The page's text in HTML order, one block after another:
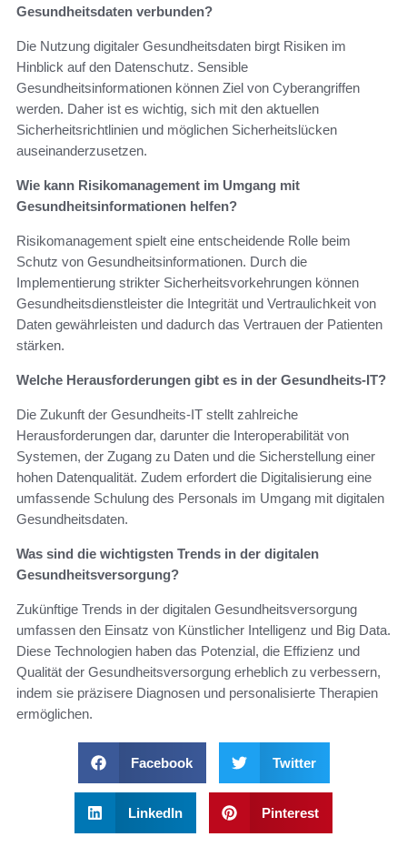
Gesundheitsdaten verbunden?
Die Nutzung digitaler Gesundheitsdaten birgt Risiken im
Hinblick auf den Datenschutz. Sensible
Gesundheitsinformationen können Ziel von Cyberangriffen
werden. Daher ist es wichtig, sich mit den aktuellen
Sicherheitsrichtlinien und möglichen Sicherheitslücken
auseinanderzusetzen.
Wie kann Risikomanagement im Umgang mit
Gesundheitsinformationen helfen?
Risikomanagement spielt eine entscheidende Rolle beim
Schutz von Gesundheitsinformationen. Durch die
Implementierung strikter Sicherheitsvorkehrungen können
Gesundheitsdienstleister die Integrität und Vertraulichkeit von
Daten gewährleisten und dadurch das Vertrauen der Patienten
stärken.
Welche Herausforderungen gibt es in der Gesundheits-IT?
Die Zukunft der Gesundheits-IT stellt zahlreiche
Herausforderungen dar, darunter die Interoperabilität von
Systemen, der Zugang zu Daten und die Sicherstellung einer
hohen Datenqualität. Zudem erfordert die Digitalisierung eine
umfassende Schulung des Personals im Umgang mit digitalen
Gesundheitsdaten.
Was sind die wichtigsten Trends in der digitalen
Gesundheitsversorgung?
Zukünftige Trends in der digitalen Gesundheitsversorgung
umfassen den Einsatz von Künstlicher Intelligenz und Big Data.
Diese Technologien haben das Potenzial, die Effizienz und
Qualität der Gesundheitsversorgung erheblich zu verbessern,
indem sie präzisere Diagnosen und personalisierte Therapien
ermöglichen.
Facebook Twitter
LinkedIn Pinterest